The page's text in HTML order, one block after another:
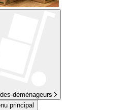
déménageurs
principal